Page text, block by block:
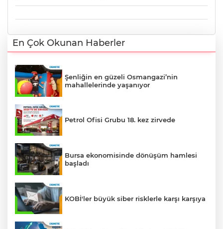
En Çok Okunan Haberler
Şenliğin en güzeli Osmangazi’nin
mahallelerinde yaşanıyor
Petrol Ofisi Grubu 18. kez zirvede
Bursa ekonomisinde dönüşüm hamlesi
başladı
KOBİ'ler büyük siber risklerle karşı karşıya